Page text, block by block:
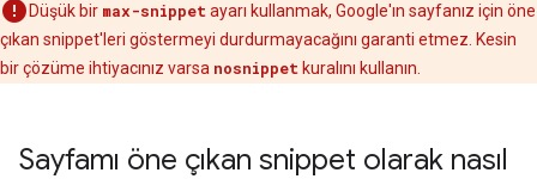
Düşük bir max-snippet ayarı kullanmak, Google'ın sayfanız için öne
çıkan snippet'leri göstermeyi durdurmayacağını garanti etmez. Kesin
bir çözüme ihtiyacınız varsa nosnippet kuralını kullanın.
Sayfamı öne çıkan snippet olarak nasıl